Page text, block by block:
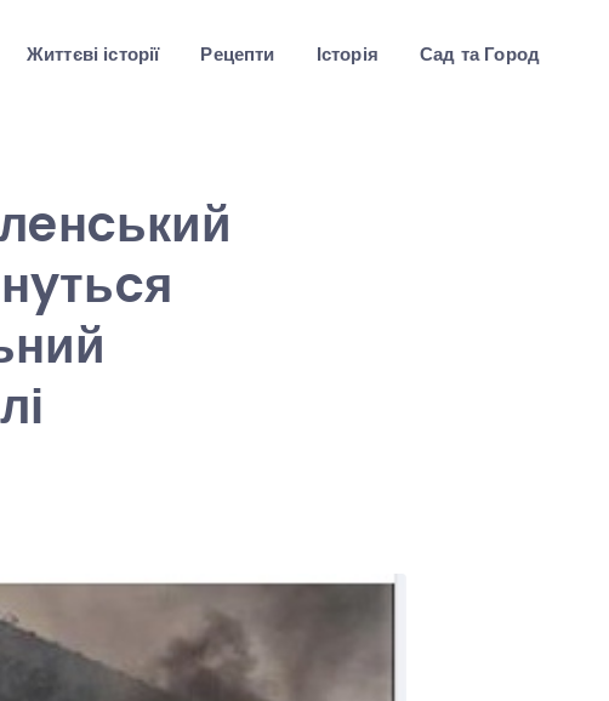
Життєві історії Рецепти Історія Сад та Город